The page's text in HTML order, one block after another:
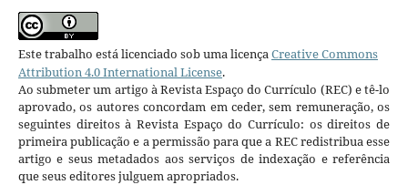
Este trabalho está licenciado sob uma licença Creative Commons
Attribution 4.0 International License.
Ao submeter um artigo à Revista Espaço do Currículo (REC) e tê-lo
aprovado, os autores concordam em ceder, sem remuneração, os
seguintes direitos à Revista Espaço do Currículo: os direitos de
primeira publicação e a permissão para que a REC redistribua esse
artigo e seus metadados aos serviços de indexação e referência
que seus editores julguem apropriados.